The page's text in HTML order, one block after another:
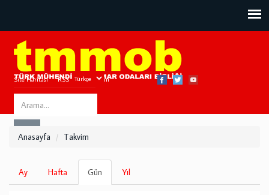
Site Haritası RSS Bize Ulaşın
Search
this
Anasayfa Takvim
Birincil
sekmeler
Ay Hafta Gün
sekme)
Yıl